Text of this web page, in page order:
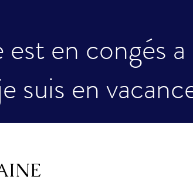
est en congés
suis en